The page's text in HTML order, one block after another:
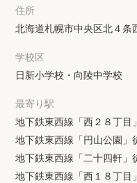
住所
北海道札幌市中央区北４条
学校区
日新小学校・向陵中学校
最寄り駅
地下鉄東西線「西２８丁目
地下鉄東西線「円山公園」
地下鉄東西線「二十四軒」
地下鉄東西線「西１８丁目